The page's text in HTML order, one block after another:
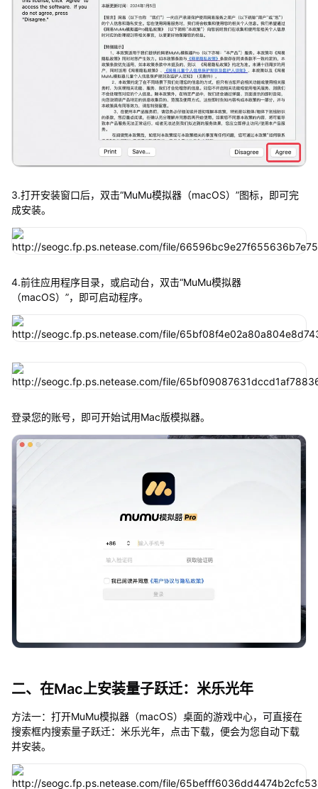
3.打开安装窗口后，双击“MuMu模拟器（macOS）”图标，即可完
成安装。
4.前往应用程序目录，或启动台，双击“MuMu模拟器
（macOS）”，即可启动程序。
登录您的账号，即可开始试用Mac版模拟器。
二、在Mac上安装量子跃迁：米乐光年
方法一：打开MuMu模拟器（macOS）桌面的游戏中心，可直接在
搜索框内搜索量子跃迁：米乐光年，点击下载，便会为您自动下载
并安装。